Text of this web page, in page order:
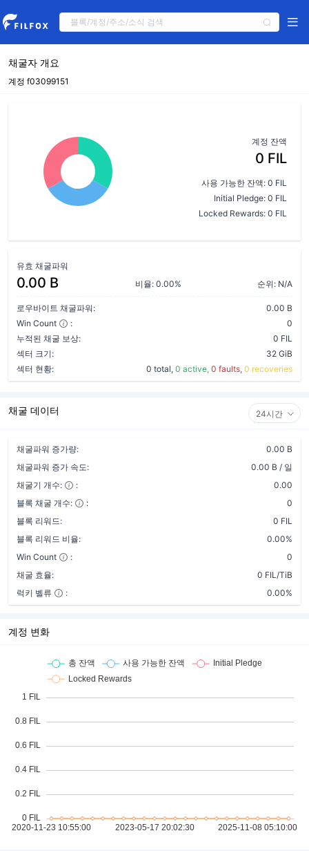
채굴자 개요
계정 f03099151
계정 잔액
0 FIL
사용 가능한 잔액: 0 FIL
Initial Pledge: 0 FIL
Locked Rewards: 0 FIL
유효 채굴파워
0.00 B 비율: 0.00% 순위: N/A
로우바이트 채굴파워:
0.00 B
Win Count
:
0
누적된 채굴 보상:
0 FIL
섹터 크기:
32 GiB
섹터 현황:
0 total, 0 active, 0 faults, 0 recoveries
채굴 데이터 24시간
채굴파워 증가량:
0.00 B
채굴파워 증가 속도:
0.00 B / 일
채굴기 개수:
:
0.00
블록 채굴 개수:
:
0
블록 리워드:
0 FIL
블록 리워드 비율:
0.00%
Win Count
:
0
채굴 효율:
0 FIL/TiB
럭키 벨류
: 0.00%
계정 변화